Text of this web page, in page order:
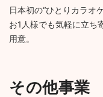
日本初の“ひとりカラオ
お1人様でも気軽に立ち
用意。
その他事業